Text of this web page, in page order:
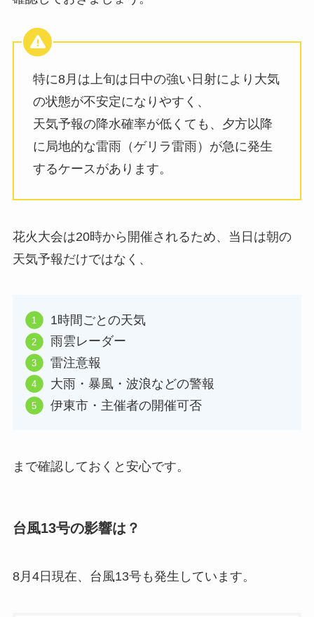
特に8月は上旬は日中の強い日射により大気
の状態が不安定になりやすく、
天気予報の降水確率が低くても、夕方以降
に局地的な雷雨（ゲリラ雷雨）が急に発生
するケースがあります。
花火大会は20時から開催されるため、当日は朝の
天気予報だけではなく、
1時間ごとの天気
雨雲レーダー
雷注意報
大雨・暴風・波浪などの警報
伊東市・主催者の開催可否
まで確認しておくと安心です。
台風13号の影響は？
8月4日現在、台風13号も発生しています。